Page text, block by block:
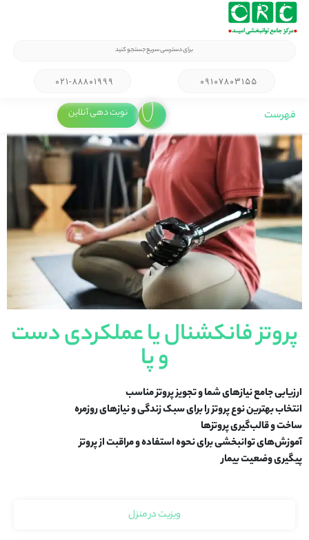
۰۲۱-۸۸۸۰۱۹۹۹ ۰۹۱۰۷۸۰۳۱۵۵
فهرست نوبت دهی آنلاین
پروتز فانکشنال یا عملکردی دست
و پا
ارزیابی جامع نیازهای شما و تجویز پروتز مناسب
انتخاب بهترین نوع پروتز را برای سبک زندگی و نیازهای روزمره
ساخت و قالب‌گیری پروتزها
آموزش‌های توانبخشی برای نحوه استفاده و مراقبت از پروتز
پیگیری وضعیت بیمار
ویزیت در منزل